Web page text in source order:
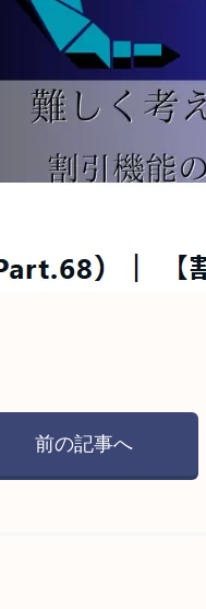
前の記事へ